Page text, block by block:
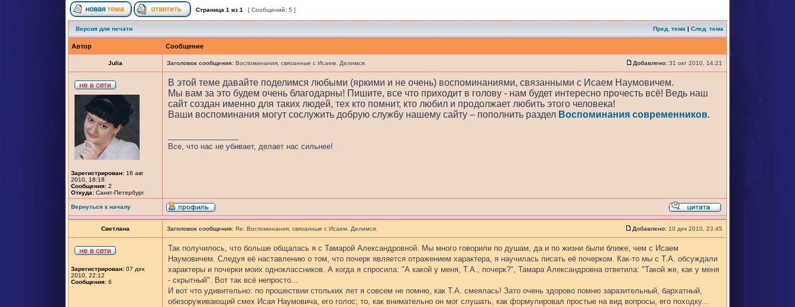
Страница 1 из 1 [ Сообщений: 5 ]
Версия для печати Пред. тема | След. тема
Автор Сообщение
Julia Заголовок сообщения: Воспоминания, связанные с Исаем. Делимся. Добавлено: 31 окт 2010, 14:21
Зарегистрирован: 16 авг
2010, 18:18
Сообщения: 2
Откуда: Санкт-Петербург
В этой теме давайте поделимся любыми (яркими и не очень) воспоминаниями, связанными с Исаем Наумовичем.
Мы вам за это будем очень благодарны! Пишите, все что приходит в голову - нам будет интересно прочесть всё! Ведь наш
сайт создан именно для таких людей, тех кто помнит, кто любил и продолжает любить этого человека!
Ваши воспоминания могут сослужить добрую службу нашему сайту – пополнить раздел Воспоминания современников.
Все, что нас не убивает, делает нас сильнее!
Вернуться к началу
Светлана Заголовок сообщения: Re: Воспоминания, связанные с Исаем. Делимся. Добавлено: 10 дек 2010, 23:45
Зарегистрирован: 07 дек
2010, 22:12
Сообщения: 6
Так получилось, что больше общалась я с Тамарой Александровной. Мы много говорили по душам, да и по жизни были ближе, чем с Исаем
Наумовичем. Следуя её наставлению о том, что почерк является отражением характера, я научилась писать её почерком. Как-то мы с Т.А. обсуждали
характеры и почерки моих одноклассников. А когда я спросила: "А какой у меня, Т.А., почерк?", Тамара Александровна ответила: "Такой же, как у меня
- скрытный". Вот так всё непросто...
И вот что удивительно: по прошествии стольких лет я совсем не помню, как Т.А. смеялась! Зато очень здорово помню заразительный, бархатный,
обезоруживающий смех Исая Наумовича, его голос; то, как внимательно он мог слушать, как формулировал простые на вид вопросы, его походку...